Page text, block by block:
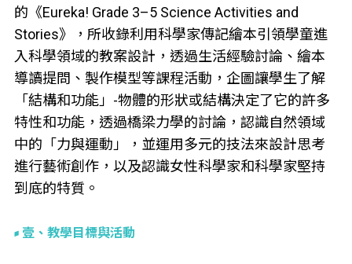
的《Eureka! Grade 3–5 Science Activities and
Stories》，所收錄利用科學家傳記繪本引領學童進
入科學領域的教案設計，透過生活經驗討論、繪本
導讀提問、製作模型等課程活動，企圖讓學生了解
「結構和功能」-物體的形狀或結構決定了它的許多
特性和功能，透過橋梁力學的討論，認識自然領域
中的「力與運動」，並運用多元的技法來設計思考
進行藝術創作，以及認識女性科學家和科學家堅持
到底的特質。
壹、教學目標與活動